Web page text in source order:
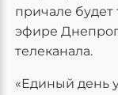
причале
эфире
телеканала.
«Единый день